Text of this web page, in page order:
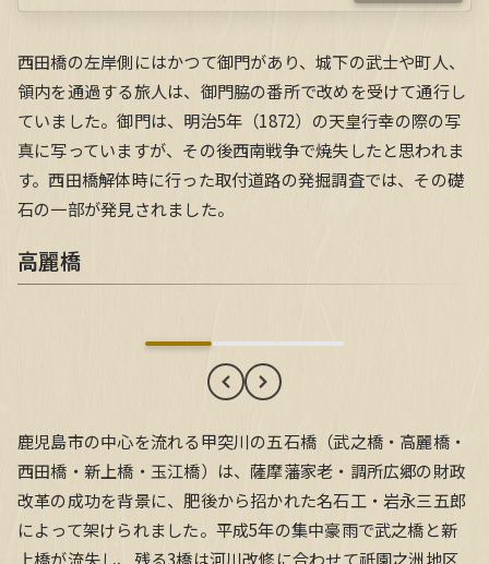
西田橋の左岸側にはかつて御門があり、城下の武士や町人、
領内を通過する旅人は、御門脇の番所で改めを受けて通行し
ていました。御門は、明治5年（1872）の天皇行幸の際の写
真に写っていますが、その後西南戦争で焼失したと思われま
す。西田橋解体時に行った取付道路の発掘調査では、その礎
石の一部が発見されました。
高麗橋
鹿児島市の中心を流れる甲突川の五石橋（武之橋・高麗橋・
西田橋・新上橋・玉江橋）は、薩摩藩家老・調所広郷の財政
改革の成功を背景に、肥後から招かれた名石工・岩永三五郎
によって架けられました。平成5年の集中豪雨で武之橋と新
上橋が流失し、残る3橋は河川改修に合わせて祇園之洲地区